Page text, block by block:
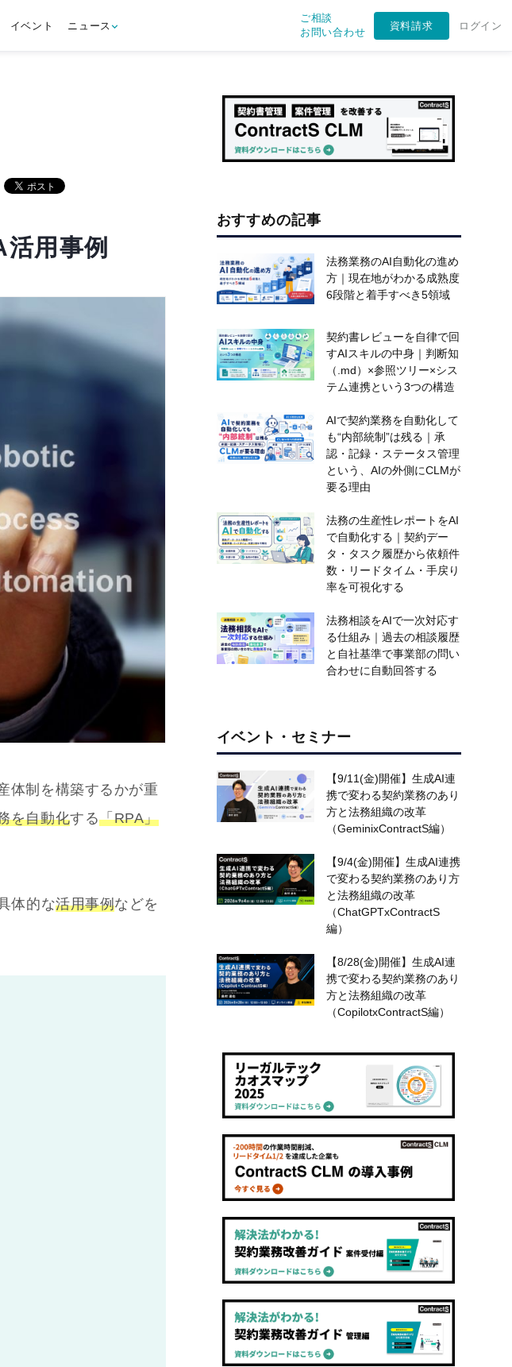
イベント ニュース
ご相談
お問い合わせ
資料請求 ログイン
用事例
体制を構築するかが重
を自動化する「RPA」
体的な活用事例などを
おすすめの記事
法務業務のAI自動化の進め
方｜現在地がわかる成熟度
6段階と着手すべき5領域
契約書レビューを自律で回
すAIスキルの中身｜判断知
（.md）×参照ツリー×シス
テム連携という3つの構造
AIで契約業務を自動化して
も“内部統制”は残る｜承
認・記録・ステータス管理
という、AIの外側にCLMが
要る理由
法務の生産性レポートをAI
で自動化する｜契約デー
タ・タスク履歴から依頼件
数・リードタイム・手戻り
率を可視化する
法務相談をAIで一次対応す
る仕組み｜過去の相談履歴
と自社基準で事業部の問い
合わせに自動回答する
イベント・セミナー
【9/11(金)開催】生成AI連
携で変わる契約業務のあり
方と法務組織の改革
（GeminixContractS編）
【9/4(金)開催】生成AI連携
で変わる契約業務のあり方
と法務組織の改革
（ChatGPTxContractS
編）
【8/28(金)開催】生成AI連
携で変わる契約業務のあり
方と法務組織の改革
（CopilotxContractS編）